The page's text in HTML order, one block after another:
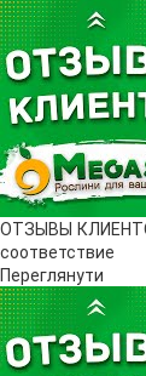
ОТЗЫВЫ
соответствие
Переглянути